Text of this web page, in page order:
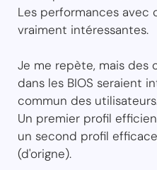
Les performances avec
vraiment intéressantes.
Je me repète, mais des
dans les BIOS seraient
commun des
Un premier profil
un second profil
(d'origne).